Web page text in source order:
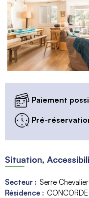
Paiement
Pré-
Situation,
Secteur : Serre
Résidence : CONCORDE